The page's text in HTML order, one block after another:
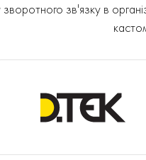
зв'язку в